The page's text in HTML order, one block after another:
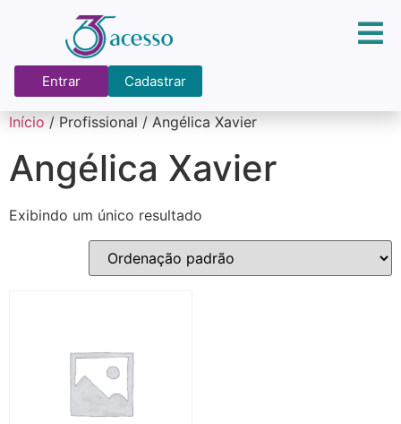
Entrar Cadastrar
Início / Profissional / Angélica Xavier
Angélica Xavier
Exibindo um único resultado